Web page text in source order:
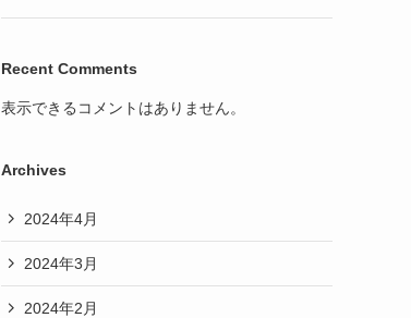
Recent Comments
表示できるコメントはありません。
Archives
2024年4月
2024年3月
2024年2月